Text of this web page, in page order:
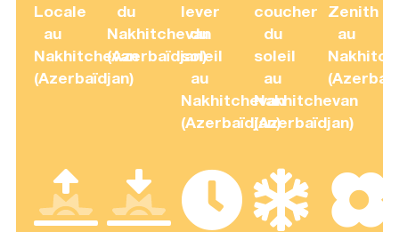
Locale
au
Nakhitchevan
(Azerbaïdjan)
du
Nakhitchevan
(Azerbaïdjan)
lever
du
soleil
au
Nakhitchevan
(Azerbaïdjan)
coucher
du
soleil
au
Nakhitchevan
(Azerbaïdjan)
Zenith
au